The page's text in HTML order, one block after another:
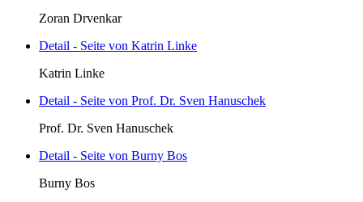
Zoran Drvenkar
Detail - Seite von Katrin Linke
Katrin Linke
Detail - Seite von Prof. Dr. Sven Hanuschek
Prof. Dr. Sven Hanuschek
Detail - Seite von Burny Bos
Burny Bos